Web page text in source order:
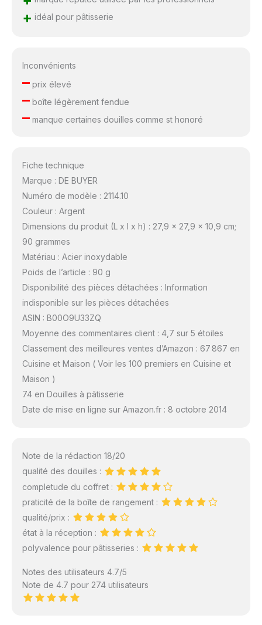
+ idéal pour pâtisserie
Inconvénients
–prix élevé
–boîte légèrement fendue
–manque certaines douilles comme st honoré
Fiche technique
Marque : DE BUYER
Numéro de modèle : 2114.10
Couleur : Argent
Dimensions du produit (L x l x h) : 27,9 x 27,9 x 10,9 cm;
90 grammes
Matériau : Acier inoxydable
Poids de l’article : 90 g
Disponibilité des pièces détachées : Information
indisponible sur les pièces détachées
ASIN : B00O9U33ZQ
Moyenne des commentaires client : 4,7 sur 5 étoiles
Classement des meilleures ventes d’Amazon : 67 867 en
Cuisine et Maison ( Voir les 100 premiers en Cuisine et
Maison )
74 en Douilles à pâtisserie
Date de mise en ligne sur Amazon.fr : 8 octobre 2014
Note de la rédaction 18/20
qualité des douilles :
completude du coffret :
praticité de la boîte de rangement :
qualité/prix :
état à la réception :
polyvalence pour pâtisseries :
Notes des utilisateurs 4.7/5
Note de 4.7 pour 274 utilisateurs